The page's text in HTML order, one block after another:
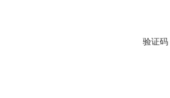
验证码